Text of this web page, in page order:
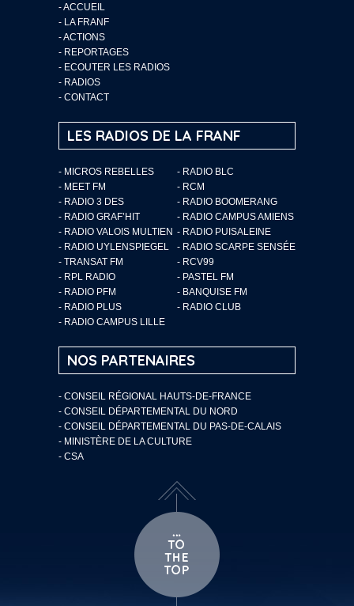
-ACCUEIL
- LA FRANF
-ACTIONS
- REPORTAGES
- ECOUTER LES RADIOS
- RADIOS
- CONTACT
LES RADIOS DE LA FRANF
- MICROS REBELLES
- RADIO BLC
- MEET FM
- RCM
- RADIO 3 DES
- RADIO BOOMERANG
- RADIO GRAF’HIT
- RADIO CAMPUS AMIENS
- RADIO VALOIS MULTIEN - RADIO PUISALEINE
- RADIO UYLENSPIEGEL
- RADIO SCARPE SENSÉE
- TRANSAT FM
- RCV99
- RPL RADIO
- PASTEL FM
- RADIO PFM
- BANQUISE FM
- RADIO PLUS
- RADIO CLUB
- RADIO CAMPUS LILLE
NOS PARTENAIRES
- CONSEIL RÉGIONAL HAUTS-DE-FRANCE
- CONSEIL DÉPARTEMENTAL DU NORD
- CONSEIL DÉPARTEMENTAL DU PAS-DE-CALAIS
- MINISTÈRE DE LA CULTURE
- CSA